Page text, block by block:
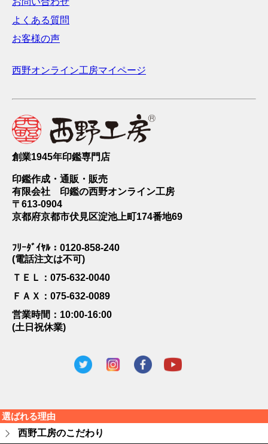
よくある質問
お客様の声
西野オンライン工房マイページ
創業1945年印鑑専門店
印鑑作成・通販・販売
有限会社 印鑑の西野オンライン工房
〒613-0904
京都府京都市伏見区淀池上町174番地69
ﾌﾘｰﾀﾞｲﾔﾙ：0120-858-240
(電話注文は不可)
ＴＥＬ：075-632-0040
ＦＡＸ：075-632-0089
営業時間：10:00-16:00
(土日祝休業)
選ばれる理由
西野工房のこだわり